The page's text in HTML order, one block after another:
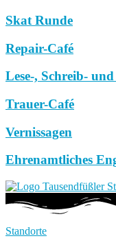
Skat Runde
Repair-Café
Lese-, Schreib-
Trauer-Café
Vernissagen
Ehrenamtliches
Standorte